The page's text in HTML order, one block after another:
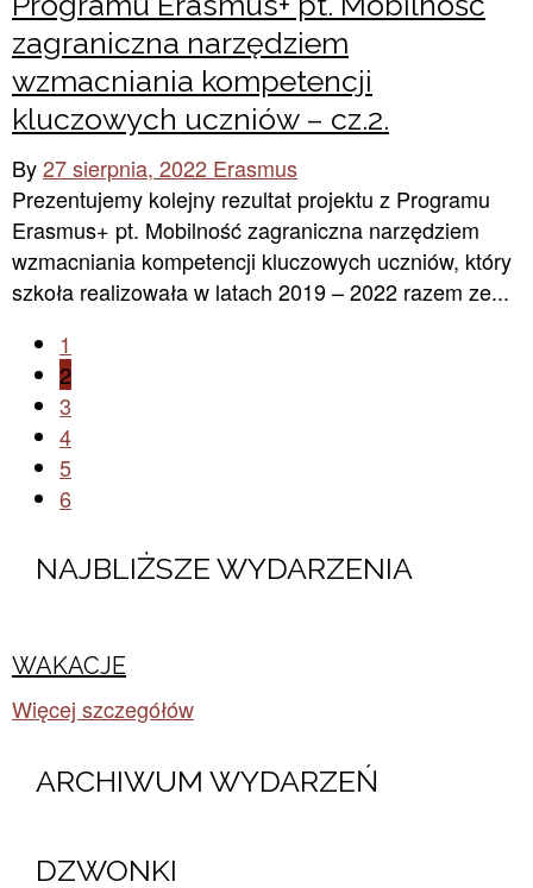
zagraniczna narzędziem
wzmacniania kompetencji
kluczowych uczniów – cz.2.
By27 sierpnia, 2022 Erasmus
Prezentujemy kolejny rezultat projektu z Programu
Erasmus+ pt. Mobilność zagraniczna narzędziem
wzmacniania kompetencji kluczowych uczniów, który
szkoła realizowała w latach 2019 – 2022 razem ze...
1
2
3
4
5
6
NAJBLIŻSZE WYDARZENIA
WAKACJE
Więcej szczegółów
ARCHIWUM WYDARZEŃ​
DZWONKI